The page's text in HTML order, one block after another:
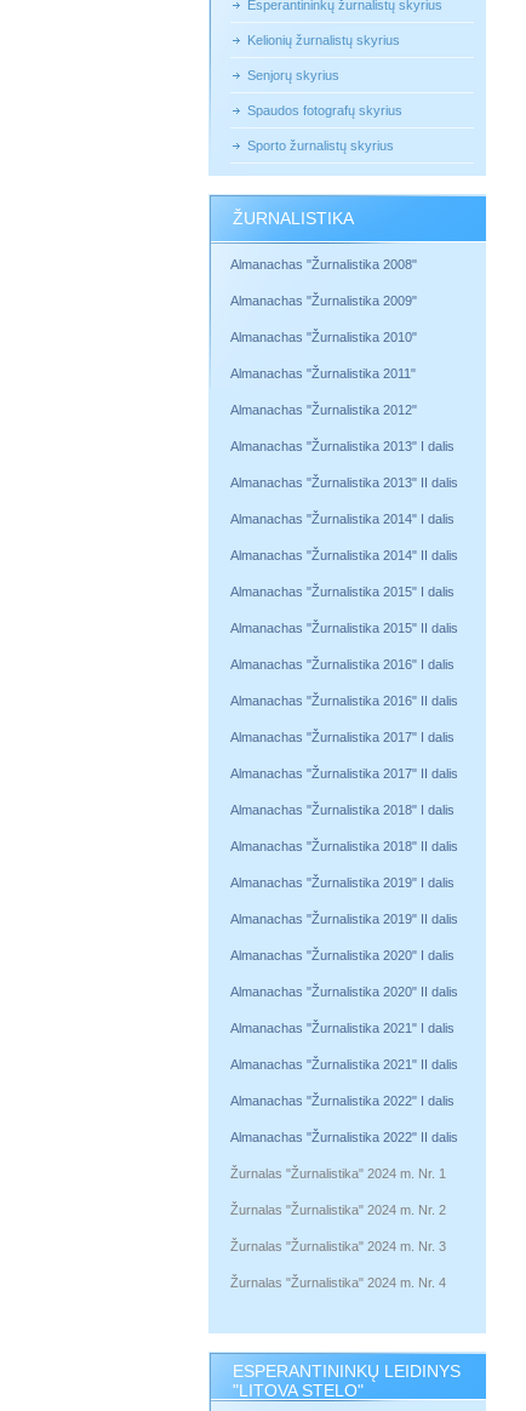
Esperantininkų žurnalistų skyrius
Kelionių žurnalistų skyrius
Senjorų skyrius
Spaudos fotografų skyrius
Sporto žurnalistų skyrius
ŽURNALISTIKA
Almanachas "Žurnalistika 2008"
Almanachas "Žurnalistika 2009"
Almanachas "Žurnalistika 2010"
Almanachas "Žurnalistika 2011"
Almanachas "Žurnalistika 2012"
Almanachas "Žurnalistika 2013" I dalis
Almanachas "Žurnalistika 2013" II dalis
Almanachas "Žurnalistika 2014" I dalis
Almanachas "Žurnalistika 2014" II dalis
Almanachas "Žurnalistika 2015" I dalis
Almanachas "Žurnalistika 2015" II dalis
Almanachas "Žurnalistika 2016" I dalis
Almanachas "Žurnalistika 2016" II dalis
Almanachas "Žurnalistika 2017" I dalis
Almanachas "Žurnalistika 2017" II dalis
Almanachas "Žurnalistika 2018" I dalis
Almanachas "Žurnalistika 2018" II dalis
Almanachas "Žurnalistika 2019" I dalis
Almanachas "Žurnalistika 2019" II dalis
Almanachas "Žurnalistika 2020" I dalis
Almanachas "Žurnalistika 2020" II dalis
Almanachas "Žurnalistika 2021" I dalis
Almanachas "Žurnalistika 2021" II dalis
Almanachas "Žurnalistika 2022" I dalis
Almanachas "Žurnalistika 2022" II dalis
Žurnalas "Žurnalistika" 2024 m. Nr. 1
Žurnalas "Žurnalistika" 2024 m. Nr. 2
Žurnalas "Žurnalistika" 2024 m. Nr. 3
Žurnalas "Žurnalistika" 2024 m. Nr. 4
ESPERANTININKŲ LEIDINYS
"LITOVA STELO"